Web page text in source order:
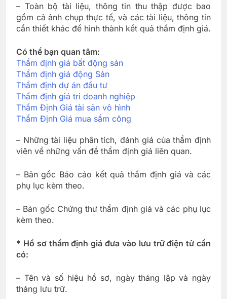
– Toàn bộ tài liệu, thông tin thu thập được bao
gồm cả ảnh chụp thực tế, và các tài liệu, thông tin
cần thiết khác để hình thành kết quả thẩm định giá.
Có thể bạn quan tâm:
Thẩm định giá bất động sản
Thẩm định giá động Sản
Thẩm định dự án đầu tư
Thẩm định giá tri doanh nghiệp
Thẩm Định Giá tài sản vô hình
Thẩm Định Giá mua sắm công
– Những tài liệu phân tích, đánh giá của thẩm định
viên về những vấn đề thẩm định giá liên quan.
– Bản gốc Báo cáo kết quả thẩm định giá và các
phụ lục kèm theo.
– Bản gốc Chứng thư thẩm định giá và các phụ lục
kèm theo.
* Hồ sơ thẩm định giá đưa vào lưu trữ điện tử cần
có:
– Tên và số hiệu hồ sơ, ngày tháng lập và ngày
tháng lưu trữ.